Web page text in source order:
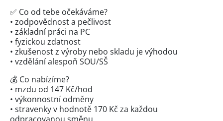
✅ Co od tebe očekáváme?
• zodpovědnost a pečlivost
• základní práci na PC
• fyzickou zdatnost
• zkušenost z výroby nebo skladu je výhodou
• vzdělání alespoň SOU/SŠ
💰 Co nabízíme?
• mzdu od 147 Kč/hod
• výkonnostní odměny
• stravenky v hodnotě 170 Kč za každou